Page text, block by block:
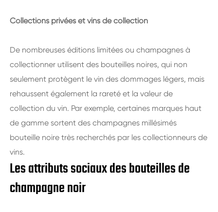
Collections privées et vins de collection
De nombreuses éditions limitées ou champagnes à
collectionner utilisent des bouteilles noires, qui non
seulement protègent le vin des dommages légers, mais
rehaussent également la rareté et la valeur de
collection du vin. Par exemple, certaines marques haut
de gamme sortent des champagnes millésimés
bouteille noire très recherchés par les collectionneurs de
vins.
Les attributs sociaux des bouteilles de
champagne noir